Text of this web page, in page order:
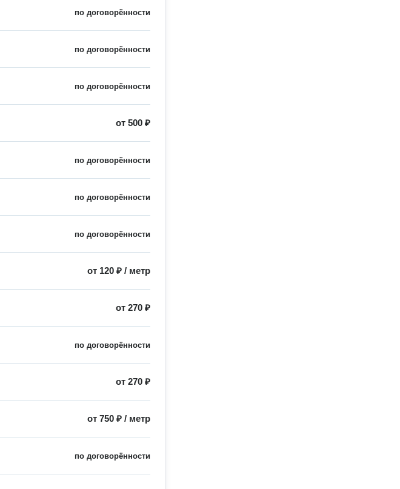
по договорённости
по договорённости
по договорённости
от500 ₽
по договорённости
по договорённости
по договорённости
от 120 ₽ / метр
от270 ₽
по договорённости
от270 ₽
от750 ₽ / метр
по договорённости